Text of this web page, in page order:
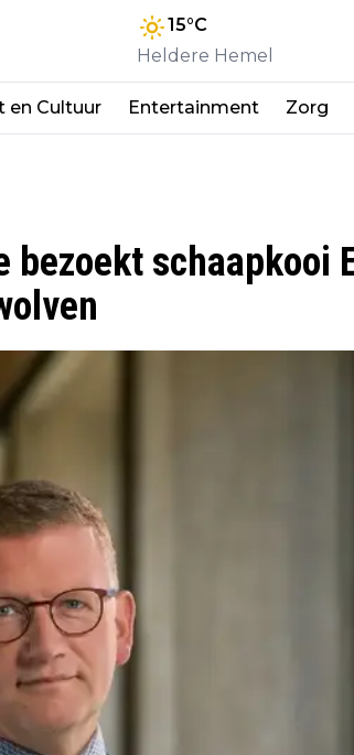
15°C
Heldere Hemel
en Cultuur Entertainment Zorg
schaapkooi